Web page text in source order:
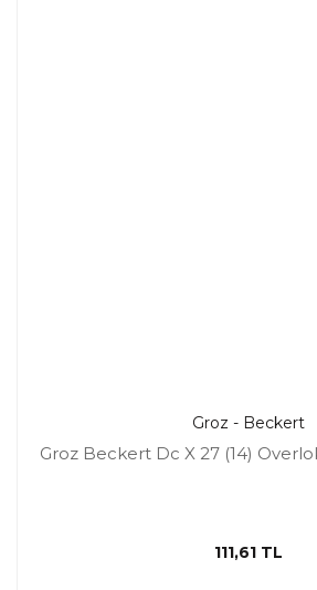
Groz - Beckert
Groz Beckert Dc X 27 (14)
111,61 TL